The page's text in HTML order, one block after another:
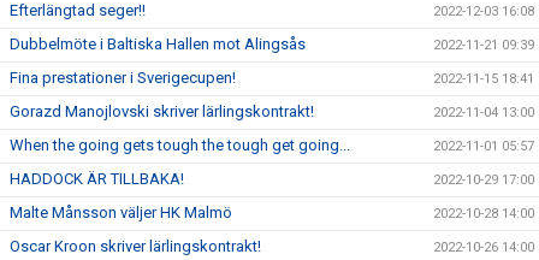
Efterlängtad seger!! 2022-12-03 16:08
Dubbelmöte i Baltiska Hallen mot Alingsås 2022-11-21 09:39
Fina prestationer i Sverigecupen! 2022-11-15 18:41
Gorazd Manojlovski skriver lärlingskontrakt! 2022-11-04 13:00
When the going gets tough the tough get going... 2022-11-01 05:57
HADDOCK ÄR TILLBAKA! 2022-10-29 17:00
Malte Månsson väljer HK Malmö 2022-10-28 14:00
Oscar Kroon skriver lärlingskontrakt! 2022-10-26 14:00